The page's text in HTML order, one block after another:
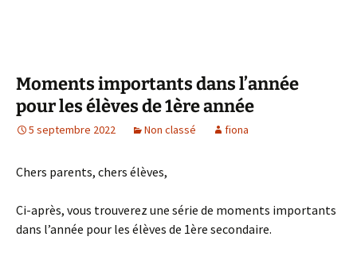
Moments importants dans l’année
pour les élèves de 1ère année
5 septembre 2022 Non classé fiona
Chers parents, chers élèves,
Ci-après, vous trouverez une série de moments importants
dans l’année pour les élèves de 1ère secondaire.